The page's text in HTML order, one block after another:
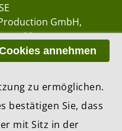
GmbH
38
Production
AG, Zurich
annehmen
zu ermöglichen.
bestätigen Sie, dass
mit Sitz in der